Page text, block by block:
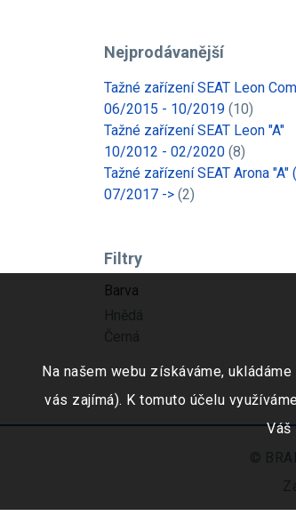
Nejprodávanější
Tažné zařízení SEAT Leon
06/2015 - 10/2019 (10)
Tažné zařízení SEAT Leon "A"
10/2012 - 02/2020 (8)
Tažné zařízení SEAT Arona "A"
07/2017 -> (2)
Filtry
Barva
Hnědá
Černá
©
Na našem webu získáváme,
vás zajímá). K tomuto účelu
Váš